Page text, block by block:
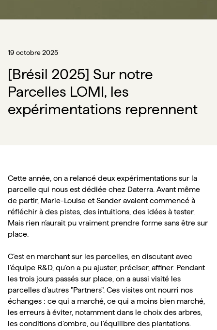
19 octobre 2025
[Brésil 2025] Sur notre
Parcelles LOMI, les
expérimentations reprennent
Cette année, on a relancé deux expérimentations sur la
parcelle qui nous est dédiée chez Daterra. Avant même
de partir, Marie-Louise et Sander avaient commencé à
réfléchir à des pistes, des intuitions, des idées à tester.
Mais rien n’aurait pu vraiment prendre forme sans être sur
C’est en marchant sur les parcelles, en discutant avec
l’équipe R&D, qu’on a pu ajuster, préciser, affiner. Pendant
les trois jours passés sur place, on a aussi visité les
parcelles d’autres "Partners". Ces visites ont nourri nos
échanges : ce qui a marché, ce qui a moins bien marché,
les erreurs à éviter, notamment dans le choix des arbres,
les conditions d’ombre, ou l’équilibre des plantations.